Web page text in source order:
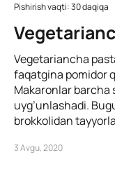
Pishirish vaqti: 30 daqiqa
Vegetariancha
faqatgina pomidor
Makaronlar barcha
uyg’unlashadi.
brokkolidan
3 Avgu, 2020